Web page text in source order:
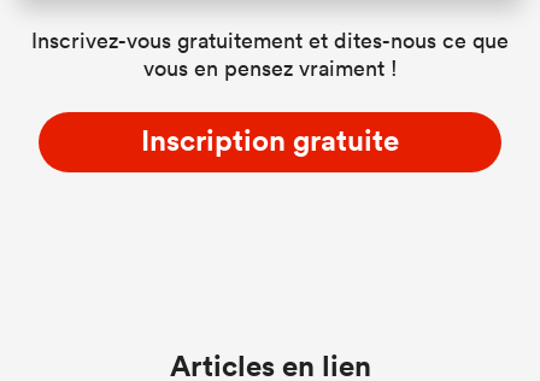
Inscrivez-vous gratuitement et dites-nous ce que
vous en pensez vraiment !
Inscription gratuite
Articles en lien